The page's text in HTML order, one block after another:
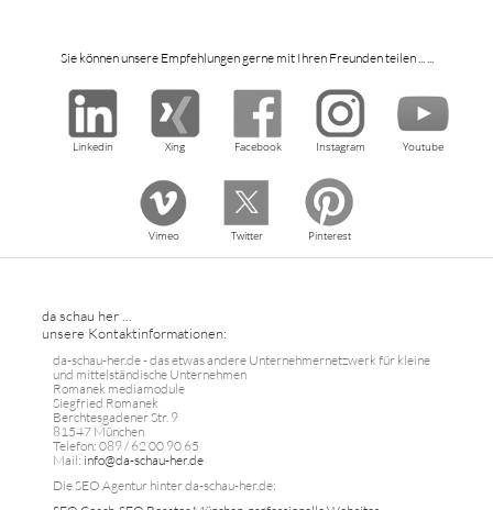
Sie können unsere Empfehlungen gerne mit Ihren Freunden teilen ... ...
Linkedin Xing Facebook Instagram Youtube
Vimeo Twitter Pinterest
da schau her ...
unsere Kontaktinformationen:
da-schau-her.de - das etwas andere Unternehmernetzwerk für kleine
und mittelständische Unternehmen
Romanek mediamodule
Siegfried Romanek
Berchtesgadener Str. 9
81547 München
Telefon: 089 / 62 00 90 65
Mail: info@da-schau-her.de
Die SEO Agentur hinter da-schau-her.de: